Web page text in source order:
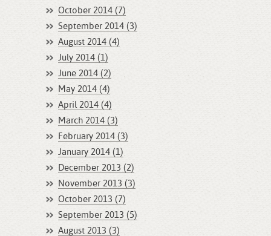
October 2014 (7)
September 2014 (3)
August 2014 (4)
July 2014 (1)
June 2014 (2)
May 2014 (4)
April 2014 (4)
March 2014 (3)
February 2014 (3)
January 2014 (1)
December 2013 (2)
November 2013 (3)
October 2013 (7)
September 2013 (5)
August 2013 (3)